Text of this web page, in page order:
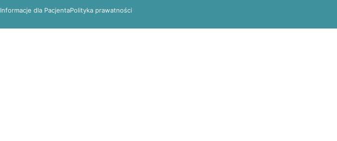
Informacje dla PacjentaPolityka prawatności